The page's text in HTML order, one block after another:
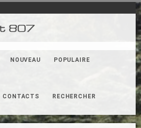
NOUVEAU POPULAIRE
CONTACTS RECHERCHER